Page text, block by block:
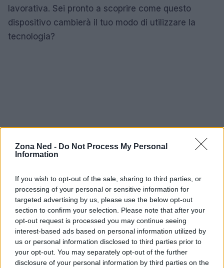
Zona Ned - Do Not Process My Personal
Information
If you wish to opt-out of the sale, sharing to third parties, or
processing of your personal or sensitive information for
targeted advertising by us, please use the below opt-out
section to confirm your selection. Please note that after your
opt-out request is processed you may continue seeing
interest-based ads based on personal information utilized by
us or personal information disclosed to third parties prior to
your opt-out. You may separately opt-out of the further
disclosure of your personal information by third parties on the
lavorativa. Sei pronto a scoprire come questo
dispositivo cambierà il tuo modo di utilizzare la
tecnologia?
AUTORE
Staff